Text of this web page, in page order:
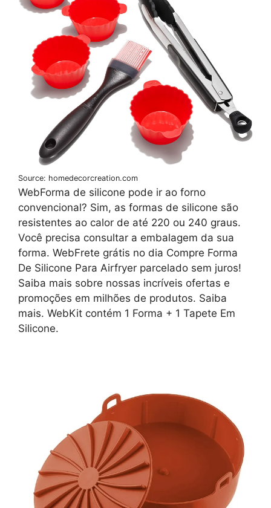
Source: homedecorcreation.com
WebForma de silicone pode ir ao forno
convencional? Sim, as formas de silicone são
resistentes ao calor de até 220 ou 240 graus.
Você precisa consultar a embalagem da sua
forma. WebFrete grátis no dia Compre Forma
De Silicone Para Airfryer parcelado sem juros!
Saiba mais sobre nossas incríveis ofertas e
promoções em milhões de produtos. Saiba
mais. WebKit contém 1 Forma + 1 Tapete Em
Silicone.